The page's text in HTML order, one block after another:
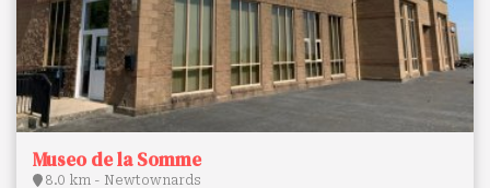
Museo de la Somme
8.0 km - Newtownards